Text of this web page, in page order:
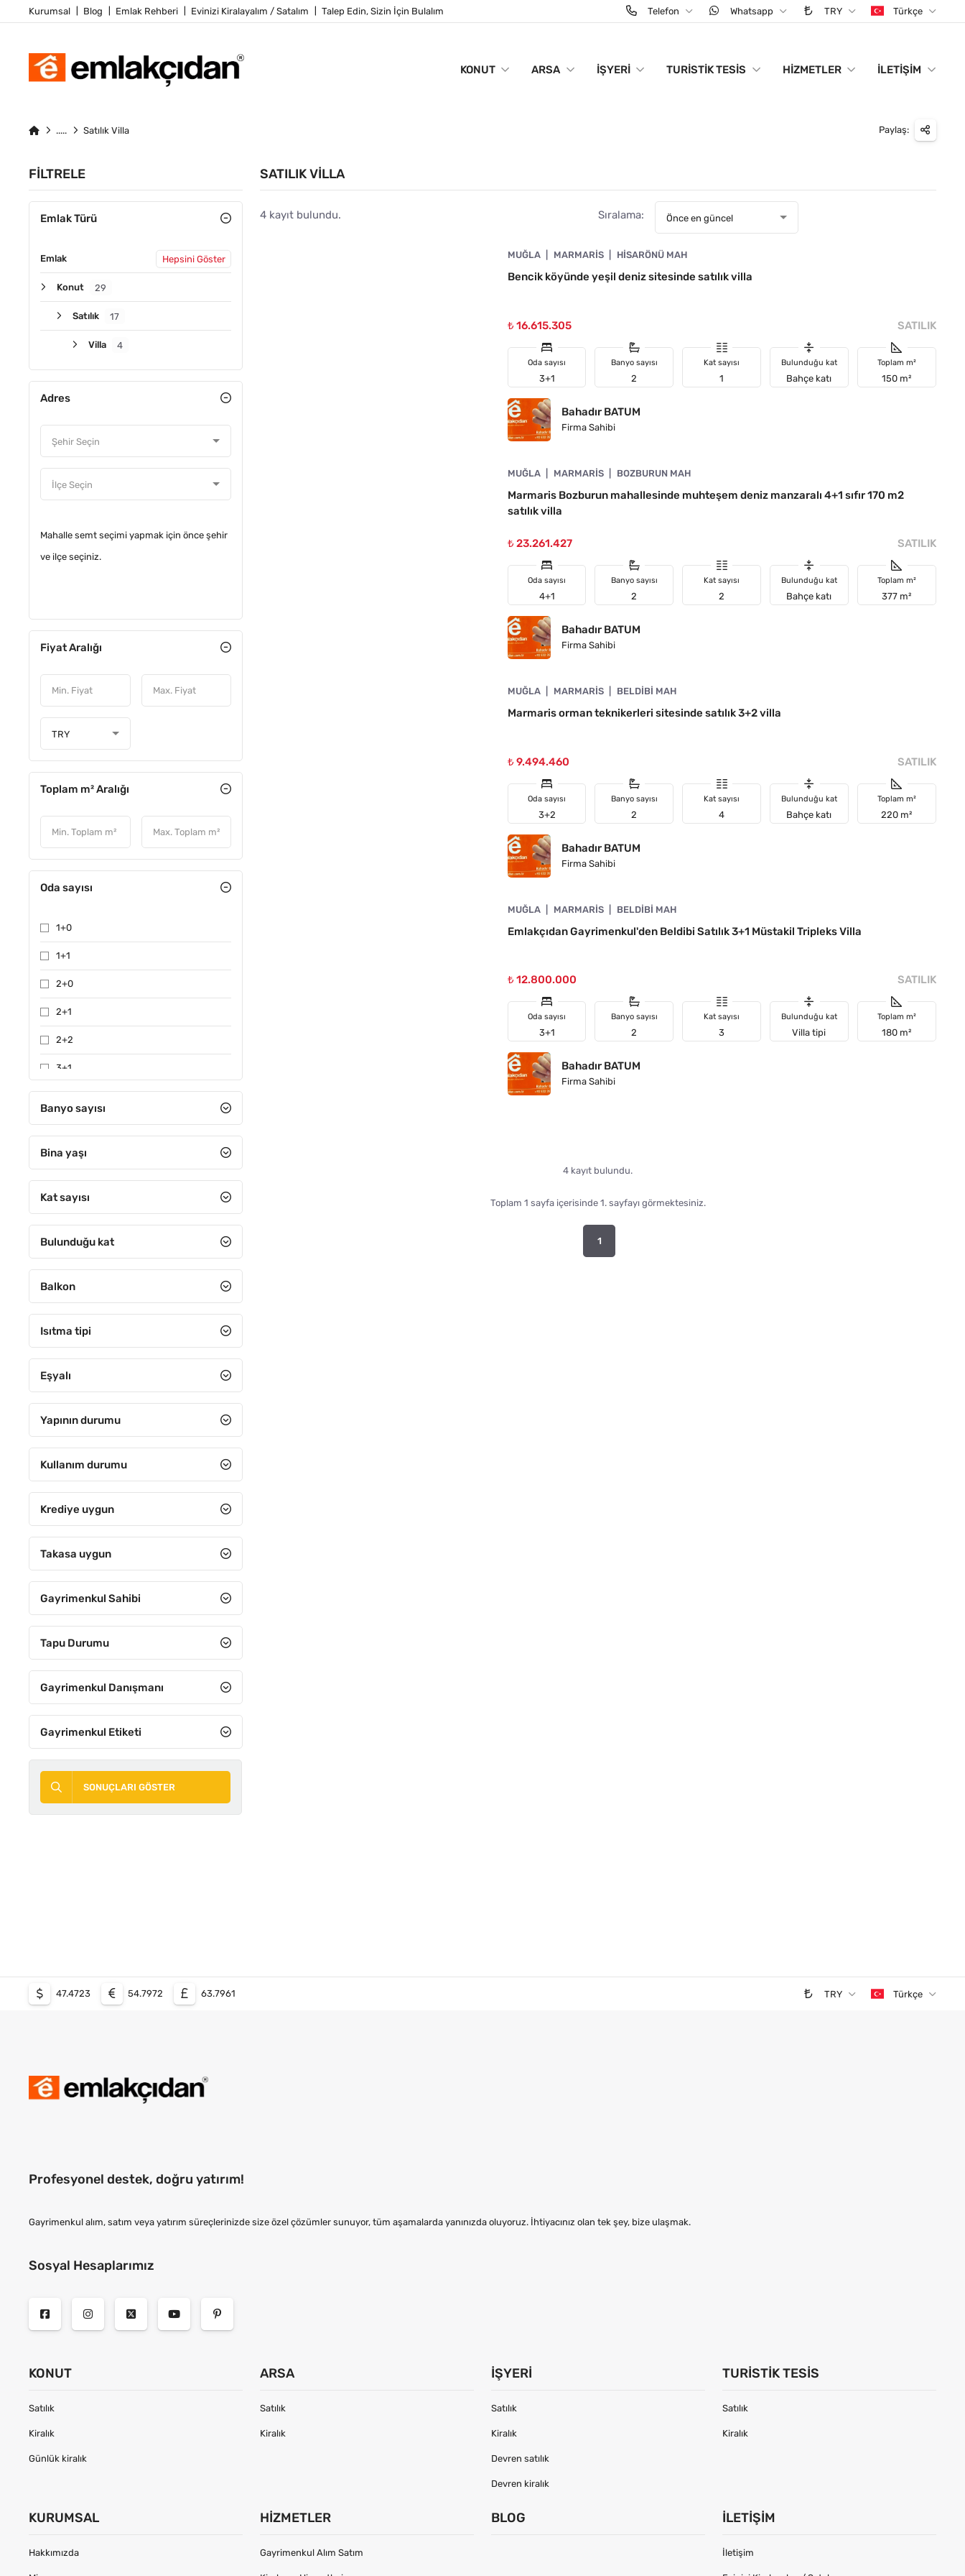
Kurumsal Blog Emlak Rehberi Evinizi Kiralayalım / Satalım Talep Edin, Sizin İçin Bulalım Telefon Whatsapp TRY Türkçe
KONUT ARSA İŞYERI TURISTIK TESIS HIZMETLER İLETIŞIM
Satılık Villa Paylaş:
FILTRELE
Emlak Türü
Emlak Hepsini Göster
Konut 29
Satılık 17
Villa 4
Adres
Mahalle semt seçimi yapmak için önce şehir
ve ilçe seçiniz.
Fiyat Aralığı
TRY
Toplam m² Aralığı
Oda sayısı
1+0
1+1
2+0
2+1
2+2
3+1
4+1
4+2
4+3
5+3
6+1
6+2
6+3
7+1
7+3
8+1
8+2
8+3
8+4
9+1
9+2
9+3
9+4
Banyo sayısı
Bina yaşı
Kat sayısı
Bulunduğu kat
Balkon
Isıtma tipi
Eşyalı
Yapının durumu
Kullanım durumu
Krediye uygun
Takasa uygun
Gayrimenkul Sahibi
Tapu Durumu
Gayrimenkul Danışmanı
Gayrimenkul Etiketi
SONUÇLARI GÖSTER
SATILIK VILLA
4 kayıt bulundu. Sıralama: Önce en güncel
MUĞLA MARMARIS HISARÖNÜ MAH
Bencik köyünde yeşil deniz sitesinde satılık villa
₺ 16.615.305 SATILIK
Oda sayısı
3+1
Banyo sayısı
2
Kat sayısı
1
Bulunduğu kat
Bahçe katı
Toplam m²
150 m²
Bahadır BATUM
Firma Sahibi
MUĞLA MARMARIS BOZBURUN MAH
Marmaris Bozburun mahallesinde muhteşem deniz manzaralı 4+1 sıfır 170 m2
satılık villa
₺ 23.261.427 SATILIK
Oda sayısı
4+1
Banyo sayısı
2
Kat sayısı
2
Bulunduğu kat
Bahçe katı
Toplam m²
377 m²
Bahadır BATUM
Firma Sahibi
MUĞLA MARMARIS BELDIBI MAH
Marmaris orman teknikerleri sitesinde satılık 3+2 villa
₺ 9.494.460 SATILIK
Oda sayısı
3+2
Banyo sayısı
2
Kat sayısı
4
Bulunduğu kat
Bahçe katı
Toplam m²
220 m²
Bahadır BATUM
Firma Sahibi
MUĞLA MARMARIS BELDIBI MAH
Emlakçıdan Gayrimenkul'den Beldibi Satılık 3+1 Müstakil Tripleks Villa
₺ 12.800.000 SATILIK
Oda sayısı
3+1
Banyo sayısı
2
Kat sayısı
3
Bulunduğu kat
Villa tipi
Toplam m²
180 m²
Bahadır BATUM
Firma Sahibi
4 kayıt bulundu.
Toplam 1 sayfa içerisinde 1. sayfayı görmektesiniz.
1
47.4723 54.7972 63.7961 TRY Türkçe
Profesyonel destek, doğru yatırım!
Gayrimenkul alım, satım veya yatırım süreçlerinizde size özel çözümler sunuyor, tüm aşamalarda yanınızda oluyoruz. İhtiyacınız olan tek şey, bize ulaşmak.
Sosyal Hesaplarımız
KONUT
Satılık
Kiralık
Günlük kiralık
ARSA
Satılık
Kiralık
İŞYERI
Satılık
Kiralık
Devren satılık
Devren kiralık
TURISTIK TESIS
Satılık
Kiralık
KURUMSAL
Hakkımızda
HIZMETLER
Gayrimenkul Alım Satım
BLOG İLETIŞIM
İletişim